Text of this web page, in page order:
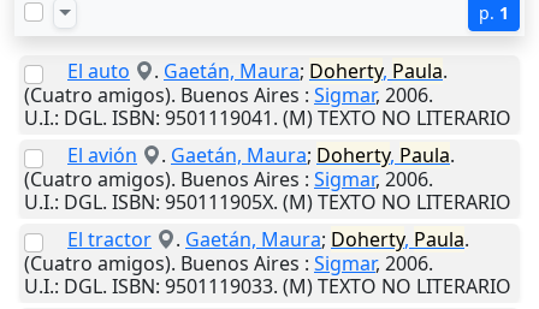
p. 1
El auto . Gaetán, Maura; Doherty, Paula.
(Cuatro amigos). Buenos Aires : Sigmar, 2006.
U.I.: DGL. ISBN: 9501119041. (M) TEXTO NO LITERARIO
El avión
. Gaetán, Maura; Doherty, Paula.
(Cuatro amigos). Buenos Aires : Sigmar, 2006.
U.I.: DGL. ISBN: 950111905X. (M) TEXTO NO LITERARIO
El tractor
. Gaetán, Maura; Doherty, Paula.
(Cuatro amigos). Buenos Aires : Sigmar, 2006.
U.I.: DGL. ISBN: 9501119033. (M) TEXTO NO LITERARIO